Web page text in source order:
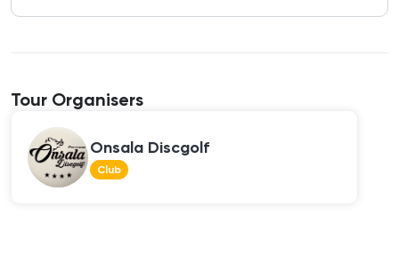
Tour Organisers
Onsala Discgolf
Club